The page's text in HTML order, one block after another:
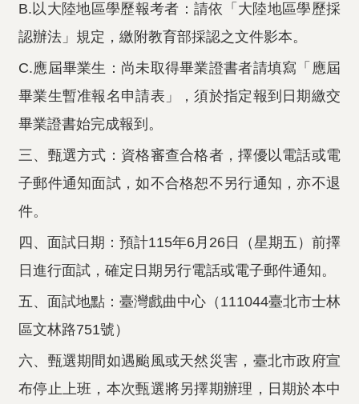
B.以大陸地區學歷報考者：請依「大陸地區學歷採
認辦法」規定，繳附教育部採認之文件影本。
C.應屆畢業生：尚未取得畢業證書者請填寫「應屆
畢業生暫准報名申請表」，須於指定報到日期繳交
畢業證書始完成報到。
三、甄選方式：資格審查合格者，擇優以電話或電
子郵件通知面試，如不合格恕不另行通知，亦不退
件。
四、面試日期：預計115年6月26日（星期五）前擇
日進行面試，確定日期另行電話或電子郵件通知。
五、面試地點：臺灣戲曲中心（111044臺北市士林
區文林路751號）
六、甄選期間如遇颱風或天然災害，臺北市政府宣
布停止上班，本次甄選將另擇期辦理，日期於本中